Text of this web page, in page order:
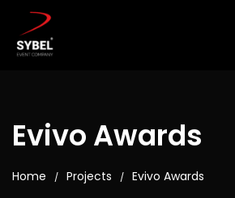
Evivo Awards
Home / Projects / Evivo Awards